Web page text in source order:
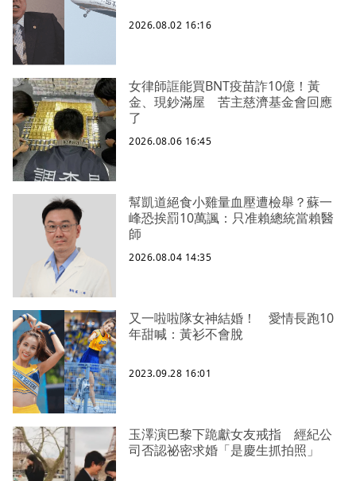
2026.08.02 16:16
女律師誆能買BNT疫苗詐10億！黃
金、現鈔滿屋 苦主慈濟基金會回應
了
2026.08.06 16:45
幫凱道絕食小雞量血壓遭檢舉？蘇一
峰恐挨罰10萬諷：只准賴總統當賴醫
師
2026.08.04 14:35
又一啦啦隊女神結婚！ 愛情長跑10
年甜喊：黃衫不會脫
2023.09.28 16:01
玉澤演巴黎下跪獻女友戒指 經紀公
司否認祕密求婚「是慶生抓拍照」